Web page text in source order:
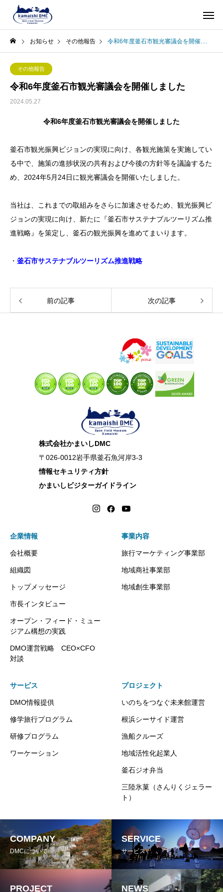
お知らせ その他報告 令和6年度釜石市観光審議会を開催しました
その他報告
令和6年度釜石市観光審議会を開催しました
2024.05.27
令和6年度釜石市観光審議会を開催しました
釜石市観光振興ビジョンの実現に向け、各観光施策を実施してい
る中で、施策の進捗状況の共有および今後の方針等を議論するた
め、2024年5月24日に観光審議会を開催いたしました。
当社は、これまでの取組みをさらに加速させるため、観光振興ビ
ジョンの実現に向け、新たに『釜石市サステナブルツーリズム推
進戦略』を策定し、釜石の観光振興を進めてまいります。
・ 釜石市サステナブルツーリズム推進戦略
前の記事 次の記事
株式会社かまいしDMC
〒026-0012岩手県釜石魚河岸3-3
情報セキュリティ方針
かまいしビジターガイドライン
企業情報
会社概要
組織図
トップメッセージ
市長インタビュー
オープン・フィード・ミュー
ジアム構想の実践
DMO運営戦略 CEO×CFO
対談
事業内容
旅行マーケティング事業部
地域商社事業部
地域創生事業部
サービス
DMO情報提供
修学旅行プログラム
研修プログラム
ワーケーション
プロジェクト
いのちをつなぐ未来館運営
根浜シーサイド運営
漁船クルーズ
地域活性化起業人
釜石ジオ弁当
三陸氷菓（さんりくジェラー
ト）
COMPANY
DMCについて
SERVICE
サービス
PROJECT NEWS